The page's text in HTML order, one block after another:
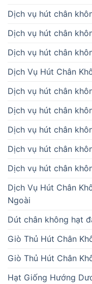
Dịch vụ hút chân
Dịch vụ hút chân
Dịch vụ hút chân
Dịch Vụ Hút Chân
Dịch vụ hút chân
Dịch vụ hút chân
Dịch vụ hút chân
Dịch vụ hút chân
Dịch vụ hút chân
Dịch Vụ Hút Chân
Ngoài
Dút chân không hạt
Giò Thủ Hút Chân
Giò Thủ Hút Chân
Hạt Giống Hướng